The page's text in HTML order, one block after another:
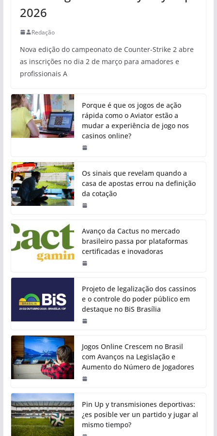
2026
Redação
Nova edição do campeonato de Counter-Strike 2 abre
as inscrições no dia 2 de março para amadores e
profissionais A
Porque é que os jogos de ação
rápida como o Aviator estão a
mudar a experiência de jogo nos
casinos online?
Os sinais que revelam quando a
casa de apostas errou na definição
da cotação
Avanço da Cactus no mercado
brasileiro passa por plataformas
certificadas e inovadoras
Projeto de legalização dos cassinos
e o controle do poder público em
destaque no BiS Brasília
Jogos Online Crescem no Brasil
com Avanços na Legislação e
Aumento do Número de Jogadores
Pin Up y transmisiones deportivas:
¿es posible ver un partido y jugar al
mismo tiempo?